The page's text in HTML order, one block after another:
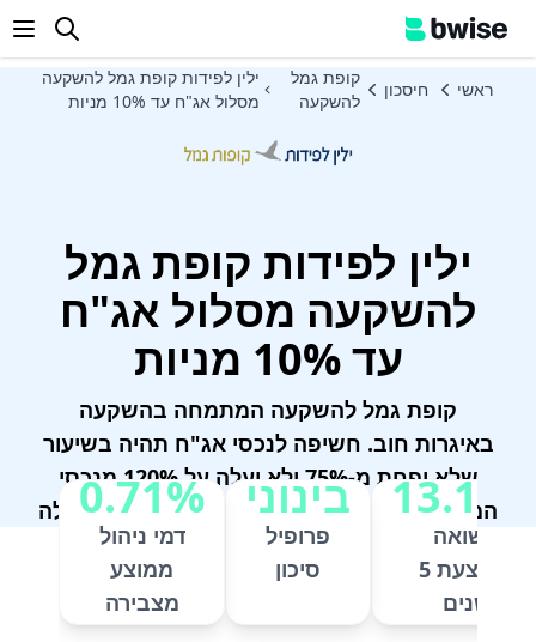
ראשי חיסכון
קופת גמל
להשקעה
ילין לפידות קופת גמל להשקעה
מסלול אג"ח עד 10% מניות
ילין לפידות קופת גמל
להשקעה מסלול אג"ח
עד 10% מניות
קופת גמל להשקעה המתמחה בהשקעה
באיגרות חוב. חשיפה לנכסי אג"ח תהיה בשיעור
שלא יפחת מ-75% ולא יעלה על 120% מנכסי
המסלול. חשיפה למניות תהיה בשיעור שלא יעלה
תשואה
ממוצעת 5
שנים
בינוני
פרופיל
סיכון
0.71%
דמי ניהול
ממוצע
מצבירה